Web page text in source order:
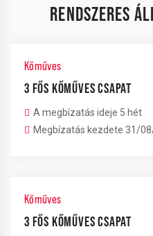
RENDSZERES
Kőműves
3 FŐS KŐMŰVES CSAPAT
A megbízatás ideje 5 hét
Megbízatás kezdete 31/
Kőműves
3 FŐS KŐMŰVES CSAPAT